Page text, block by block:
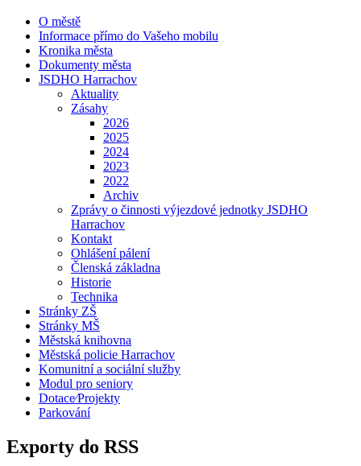
O městě
Informace přímo do Vašeho mobilu
Kronika města
Dokumenty města
JSDHO Harrachov
Aktuality
Zásahy
2026
2025
2024
2023
2022
Archiv
Zprávy o činnosti výjezdové jednotky JSDHO
Harrachov
Kontakt
Ohlášení pálení
Členská základna
Historie
Technika
Stránky ZŠ
Stránky MŠ
Městská knihovna
Městská policie Harrachov
Komunitní a sociální služby
Modul pro seniory
Dotace⁄Projekty
Parkování
Exporty do RSS